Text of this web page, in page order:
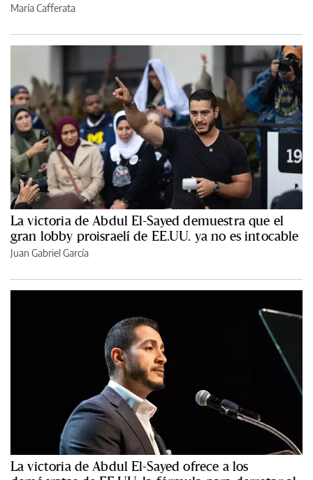
María Cafferata
La victoria de Abdul El-Sayed demuestra que el
gran lobby proisraelí de EE.UU. ya no es intocable
Juan Gabriel García
La victoria de Abdul El-Sayed ofrece a los